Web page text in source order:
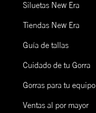
Siluetas New Era
Tiendas New Era
Guía de tallas
Cuidado de tu Gorra
Gorras para tu equipo
Ventas al por mayor